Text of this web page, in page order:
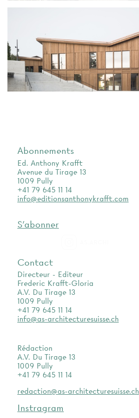
Abonnements
Ed. Anthony Krafft
Avenue du Tirage 13
1009 Pully
+41 79 645 11 14
info@editionsanthonykrafft.com
S'abonner
Contact
Directeur - Editeur
Frederic Krafft-Gloria
A.V. Du Tirage 13
1009 Pully
+41 79 645 11 14
info@as-architecturesuisse.ch
Rédaction
A.V. Du Tirage 13
1009 Pully
+41 79 645 11 14
redaction@as-architecturesuisse.ch
Instragram